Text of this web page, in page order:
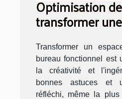
Optimisation
transformer
en bureau
Transformer un
bureau fonctionnel est
la créativité et
bonnes astuces et
réfléchi, même la